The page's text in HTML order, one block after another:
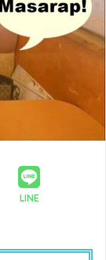
LINE